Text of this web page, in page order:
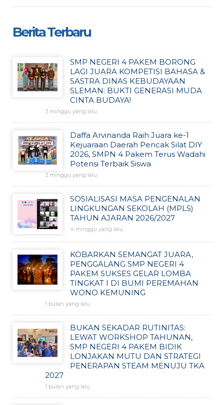
Berita Terbaru
SMP NEGERI 4 PAKEM BORONG
LAGI JUARA KOMPETISI BAHASA &
SASTRA DINAS KEBUDAYAAN
SLEMAN: BUKTI GENERASI MUDA
CINTA BUDAYA!
3 minggu yang lalu
Daffa Arvinanda Raih Juara ke-1
Kejuaraan Daerah Pencak Silat DIY
2026, SMPN 4 Pakem Terus Wadahi
Potensi Terbaik Siswa
3 minggu yang lalu
SOSIALISASI MASA PENGENALAN
LINGKUNGAN SEKOLAH (MPLS)
TAHUN AJARAN 2026/2027
4 minggu yang lalu
KOBARKAN SEMANGAT JUARA,
PENGGALANG SMP NEGERI 4
PAKEM SUKSES GELAR LOMBA
TINGKAT I DI BUMI PEREMAHAN
WONO KEMUNING
1 bulan yang lalu
BUKAN SEKADAR RUTINITAS:
LEWAT WORKSHOP TAHUNAN,
SMP NEGERI 4 PAKEM BIDIK
LONJAKAN MUTU DAN STRATEGI
PENERAPAN STEAM MENUJU TKA
2027
1 bulan yang lalu